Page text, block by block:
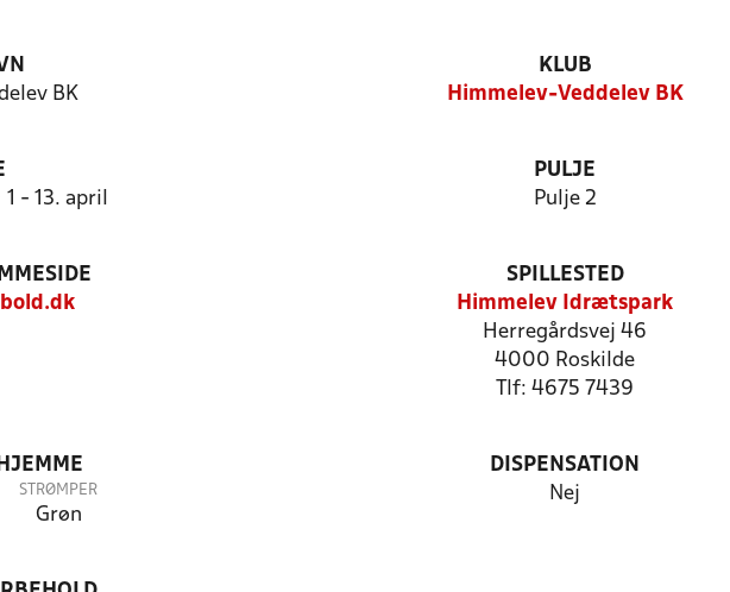
BK
KLUB
Himmelev-Veddelev BK
- 13. april
PULJE
Pulje 2
SPILLESTED
Himmelev Idrætspark
Herregårdsvej 46
4000 Roskilde
Tlf: 4675 7439
STRØMPER
Grøn
DISPENSATION
Nej